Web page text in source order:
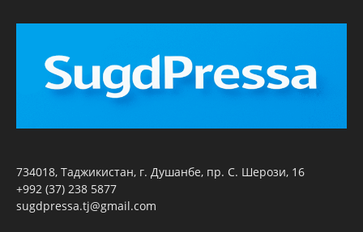
734018, Таджикистан, г. Душанбе, пр. С. Шерози, 16
+992 (37) 238 5877
sugdpressa.tj@gmail.com